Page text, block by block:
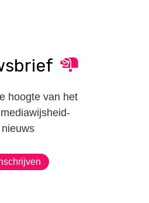
hoogte van het
nieuws